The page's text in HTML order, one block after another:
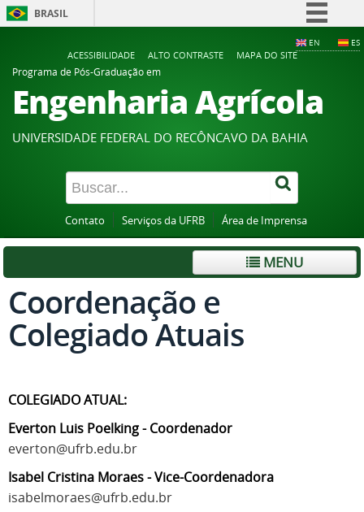
BRASIL
Participe
Acesso à informação
Legislação
Canais
EN ES
ACESSIBILIDADE ALTO CONTRASTE
MAPA DO SITE
Programa de Pós-Graduação em
Engenharia Agrícola
UNIVERSIDADE FEDERAL DO RECÔNCAVO DA BAHIA
Contato Serviços da UFRB Área de Imprensa
MENU
Coordenação e
Colegiado Atuais
COLEGIADO ATUAL:
Everton Luis Poelking - Coordenador
everton@ufrb.edu.br
Isabel Cristina Moraes- Vice-Coordenadora
isabelmoraes@ufrb.edu.br